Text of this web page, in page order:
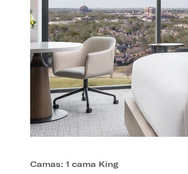
Camas: 1 cama King